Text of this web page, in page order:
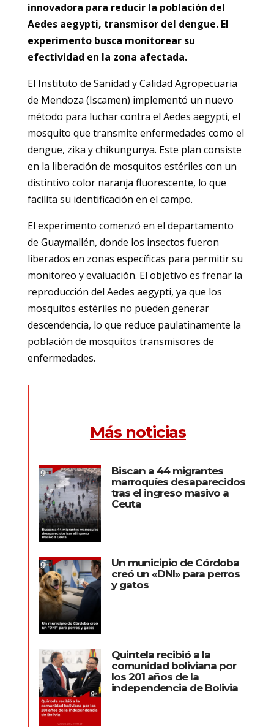
innovadora para reducir la población del
Aedes aegypti, transmisor del dengue. El
experimento busca monitorear su
efectividad en la zona afectada.
El Instituto de Sanidad y Calidad Agropecuaria
de Mendoza (Iscamen) implementó un nuevo
método para luchar contra el Aedes aegypti, el
mosquito que transmite enfermedades como el
dengue, zika y chikungunya. Este plan consiste
en la liberación de mosquitos estériles con un
distintivo color naranja fluorescente, lo que
facilita su identificación en el campo.
El experimento comenzó en el departamento
de Guaymallén, donde los insectos fueron
liberados en zonas específicas para permitir su
monitoreo y evaluación. El objetivo es frenar la
reproducción del Aedes aegypti, ya que los
mosquitos estériles no pueden generar
descendencia, lo que reduce paulatinamente la
población de mosquitos transmisores de
enfermedades.
Más noticias
Biscan a 44 migrantes
marroquíes desaparecidos
tras el ingreso masivo a
Ceuta
Un municipio de Córdoba
creó un «DNI» para perros
y gatos
Quintela recibió a la
comunidad boliviana por
los 201 años de la
independencia de Bolivia